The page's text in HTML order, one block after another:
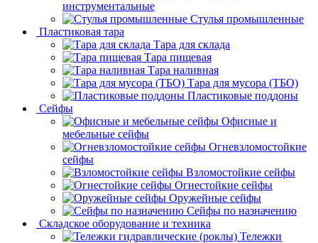
инструментальные
Cтулья промышленные
Пластиковая тара
Тара для склада
Тара пищевая
Тара наливная
Тара для мусора (ТБО)
Пластиковые поддоны
Сейфы
Офисные и
мебельные сейфы
Огневзломостойкие
сейфы
Взломостойкие сейфы
Огнестойкие сейфы
Оружейные сейфы
Сейфы по назначению
Складское оборудование и техника
Тележки